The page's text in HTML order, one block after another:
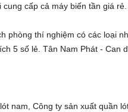
cung cấp cả máy biến tần giá rẻ.
phòng thí nghiệm có các loại
5 số lẻ. Tân Nam Phát -Can
nam,Công ty sản xuất quần